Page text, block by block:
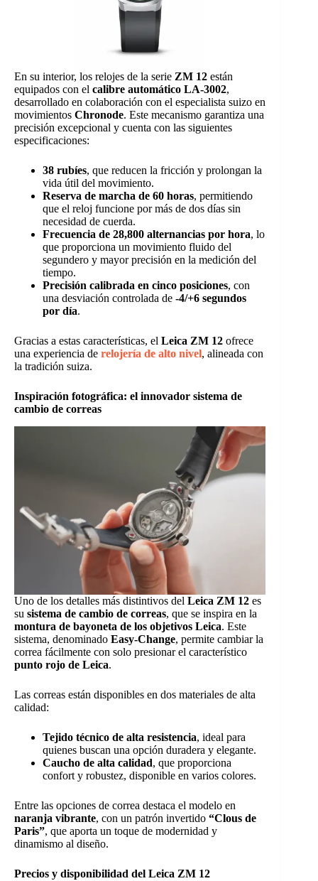
En su interior, los relojes de la serie ZM 12 están
equipados con el calibre automático LA-3002,
desarrollado en colaboración con el especialista suizo en
movimientos Chronode. Este mecanismo garantiza una
precisión excepcional y cuenta con las siguientes
especificaciones:
38 rubíes, que reducen la fricción y prolongan la
vida útil del movimiento.
Reserva de marcha de 60 horas, permitiendo
que el reloj funcione por más de dos días sin
necesidad de cuerda.
Frecuencia de 28,800 alternancias por hora, lo
que proporciona un movimiento fluido del
segundero y mayor precisión en la medición del
tiempo.
Precisión calibrada en cinco posiciones, con
una desviación controlada de -4/+6 segundos
por día.
Gracias a estas características, el Leica ZM 12 ofrece
una experiencia de relojería de alto nivel, alineada con
la tradición suiza.
Inspiración fotográfica: el innovador sistema de
cambio de correas
Uno de los detalles más distintivos del Leica ZM 12 es
su sistema de cambio de correas, que se inspira en la
montura de bayoneta de los objetivos Leica. Este
sistema, denominado Easy-Change, permite cambiar la
correa fácilmente con solo presionar el característico
punto rojo de Leica.
Las correas están disponibles en dos materiales de alta
calidad:
Tejido técnico de alta resistencia, ideal para
quienes buscan una opción duradera y elegante.
Caucho de alta calidad, que proporciona
confort y robustez, disponible en varios colores.
Entre las opciones de correa destaca el modelo en
naranja vibrante, con un patrón invertido “Clous de
Paris”, que aporta un toque de modernidad y
dinamismo al diseño.
Precios y disponibilidad del Leica ZM 12